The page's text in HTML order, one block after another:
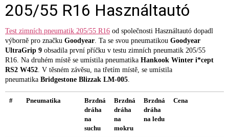
205/55 R16 Használtautó
Test zimních pneumatik 205/55 R16 od společnosti Használtautó dopadl
výborně pro značku Goodyear. Ta se svou pneumatikou Goodyear
UltraGrip 9 obsadila první příčku v testu zimních pneumatik 205/55
R16. Na druhém místě se umístila pneumatika Hankook Winter i*cept
RS2 W452. V těsném závěsu, na třetím místě, se umístila
pneumatika Bridgestone Blizzak LM-005.
# Pneumatika
Brzdná
dráha
na
suchu
Brzdná
dráha
na
mokru
Brzdná
dráha
na ledu
Cena